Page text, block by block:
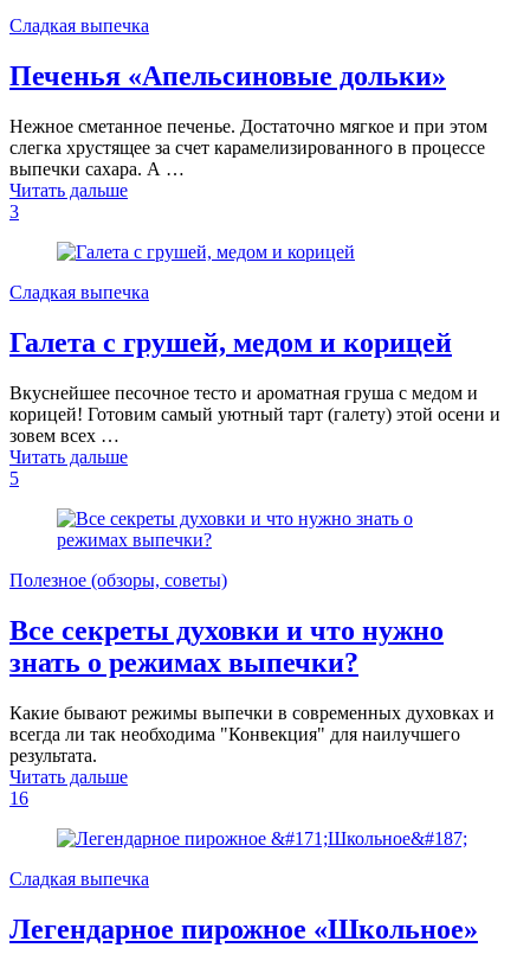
Сладкая выпечка
Печенья «Апельсиновые дольки»
Нежное сметанное печенье. Достаточно мягкое и при этом
слегка хрустящее за счет карамелизированного в процессе
выпечки сахара. А …
Читать дальше
3
Сладкая выпечка
Галета с грушей, медом и корицей
Вкуснейшее песочное тесто и ароматная груша с медом и
корицей! Готовим самый уютный тарт (галету) этой осени и
зовем всех …
Читать дальше
5
Полезное (обзоры, советы)
Все секреты духовки и что нужно
знать о режимах выпечки?
Какие бывают режимы выпечки в современных духовках и
всегда ли так необходима "Конвекция" для наилучшего
результата.
Читать дальше
16
Сладкая выпечка
Легендарное пирожное «Школьное»